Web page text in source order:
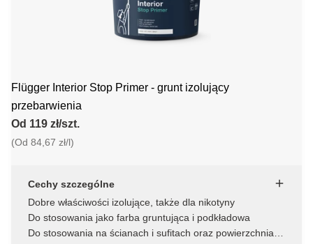
Flügger Interior Stop Primer - grunt izolujący
przebarwienia
Od 119 zł/szt.
(Od 84,67 zł/l)
Cechy szczególne
Dobre właściwości izolujące, także dla nikotyny
Do stosowania jako farba gruntująca i podkładowa
Do stosowania na ścianach i sufitach oraz powierzchniach